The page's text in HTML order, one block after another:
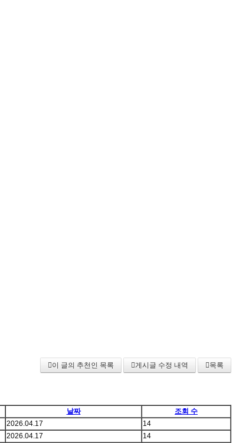
이 글의 추천인 목록 게시글 수정 내역 목록
날짜
조회 수
2026.04.17
14
2026.04.17
14